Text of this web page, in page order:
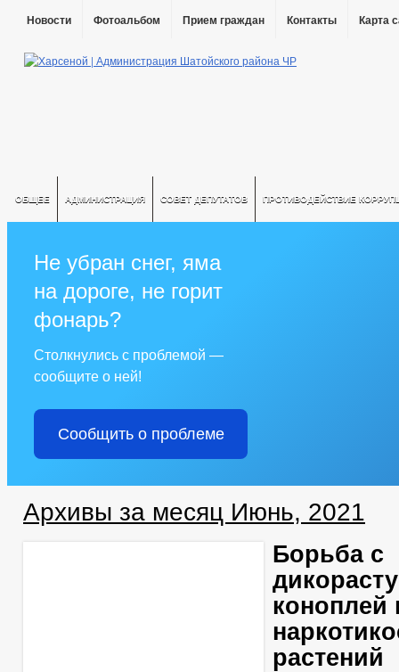
Новости Фотоальбом Прием граждан Контакты Карта
ОБЩЕЕ АДМИНИСТРАЦИЯ СОВЕТ ДЕПУТАТОВ ПРОТИВОДЕЙСТВИЕ
Не убран снег, яма
на дороге, не горит
фонарь?
Столкнулись с проблемой —
сообщите о ней!
Сообщить о проблеме
Архивы за месяц Июнь, 2021
Борьба с
коноплей
растений